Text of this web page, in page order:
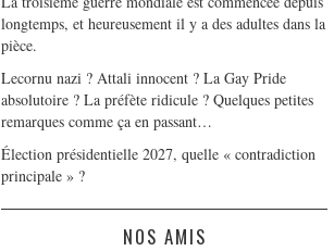
longtemps, et heureusement il y a des adultes dans la
pièce.
Lecornu nazi ? Attali innocent ? La Gay Pride
absolutoire ? La préfète ridicule ? Quelques petites
remarques comme ça en passant…
Élection présidentielle 2027, quelle « contradiction
principale » ?
NOS AMIS